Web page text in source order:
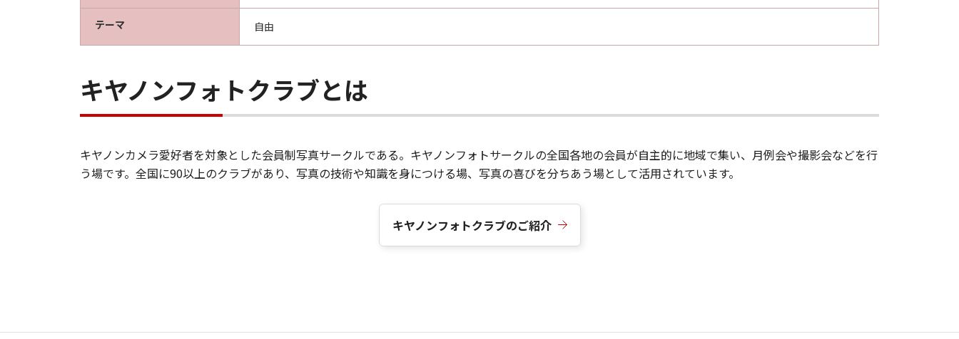
テーマ 自由
キヤノンフォトクラブとは
キヤノンカメラ愛好者を対象とした会員制写真サークルである。キヤノンフォトサークルの全国各地の会員が自主的に地域で集い、月例会や撮影会などを行
う場です。全国に90以上のクラブがあり、写真の技術や知識を身につける場、写真の喜びを分ちあう場として活用されています。
キヤノンフォトクラブのご紹介